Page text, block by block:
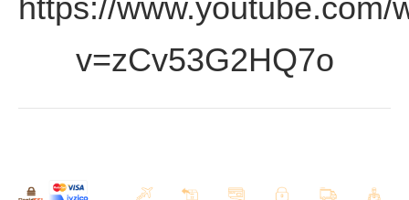
https://www.youtube.com/
v=zCv53G2HQ7o